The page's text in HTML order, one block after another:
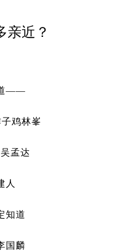
亲近？
——
鸡林峯
孟达
人
知道
国麟